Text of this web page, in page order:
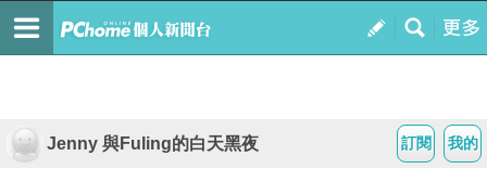
我的
訂閱
Jenny 與Fuling的白天黑夜